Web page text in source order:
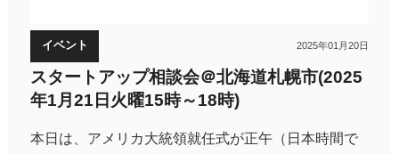
イベント 2025年01月20日
スタートアップ相談会＠北海道札幌市(2025
年1月21日火曜15時～18時)
本日は、アメリカ大統領就任式が正午（日本時間で